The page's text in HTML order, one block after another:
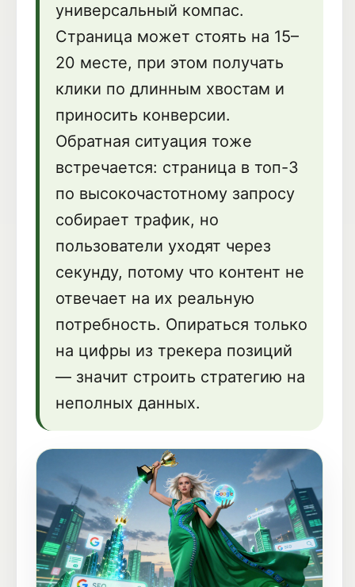
универсальный компас.
Страница может стоять на 15–
20 месте, при этом получать
клики по длинным хвостам и
приносить конверсии.
Обратная ситуация тоже
встречается: страница в топ-3
по высокочастотному запросу
собирает трафик, но
пользователи уходят через
секунду, потому что контент не
отвечает на их реальную
потребность. Опираться только
на цифры из трекера позиций
— значит строить стратегию на
неполных данных.